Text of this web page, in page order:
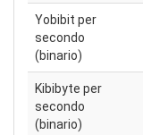
Yobibit per
secondo
(binario)
Kibibyte per
secondo
(binario)